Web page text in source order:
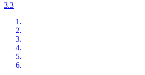
3.3